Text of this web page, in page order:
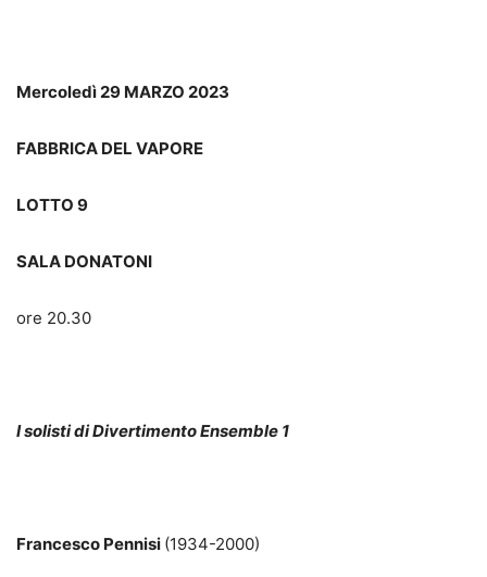
Mercoledì 29 MARZO 2023
FABBRICA DEL VAPORE
LOTTO 9
SALA DONATONI
ore 20.30
I solisti di Divertimento Ensemble 1
Francesco Pennisi (1934-2000)